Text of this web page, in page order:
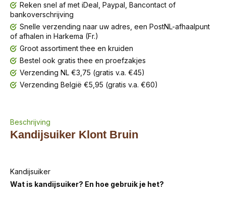
Reken snel af met iDeal, Paypal, Bancontact of
bankoverschrijving
Snelle verzending naar uw adres, een PostNL-afhaalpunt
of afhalen in Harkema (Fr.)
Groot assortiment thee en kruiden
Bestel ook gratis thee en proefzakjes
Verzending NL €3,75 (gratis v.a. €45)
Verzending België €5,95 (gratis v.a. €60)
Beschrijving
Kandijsuiker Klont Bruin
Kandijsuiker
Wat is kandijsuiker? En hoe gebruik je het?